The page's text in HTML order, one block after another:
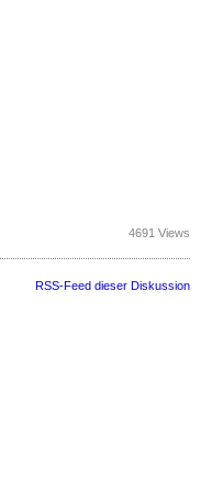
4691 Views
RSS-Feed dieser Diskussion